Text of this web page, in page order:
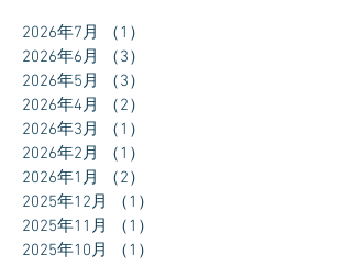
2026年7月 （1）
2026年6月
（3）
2026年5月
（3）
2026年4月
（2）
2026年3月
（1）
2026年2月
（1）
2026年1月
（2）
2025年12月
（1）
2025年11月
（1）
2025年10月
（1）